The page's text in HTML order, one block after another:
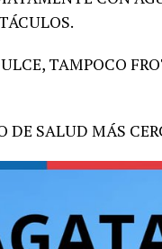
TAMPOCO
DE SALUD MÁS